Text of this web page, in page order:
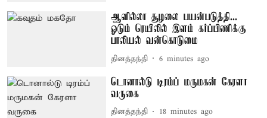
ஆளில்லா சூழலை பயன்படுத்தி...
ஓடும் ரெயிலில் இளம் கர்ப்பிணிக்கு
பாலியல் வன்கொடுமை
தினத்தந்தி 6 minutes ago
டொனால்டு டிரம்ப் மருமகன் கேரளா
வருகை
தினத்தந்தி 18 minutes ago